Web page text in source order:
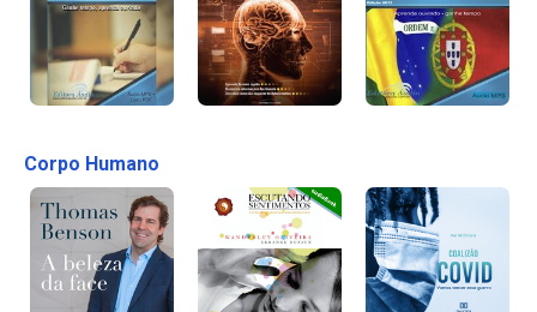
Corpo Humano